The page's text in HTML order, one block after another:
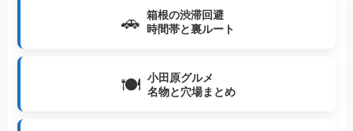
🚗 箱根の渋滞回避
時間帯と裏ルート
🍽️ 小田原グルメ
名物と穴場まとめ